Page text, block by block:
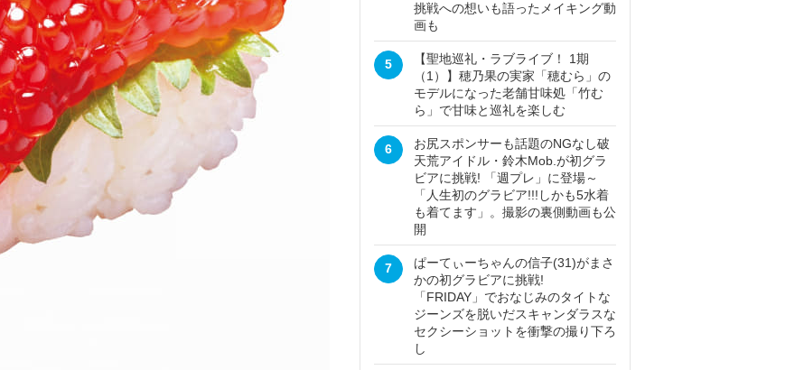
挑戦への想いも語ったメイキング動
画も
5
【聖地巡礼・ラブライブ！ 1期
（1）】穂乃果の実家「穂むら」の
モデルになった老舗甘味処「竹む
ら」で甘味と巡礼を楽しむ
6
お尻スポンサーも話題のNGなし破
天荒アイドル・鈴木Mob.が初グラ
ビアに挑戦! 「週プレ」に登場～
「人生初のグラビア!!!しかも5水着
も着てます」。撮影の裏側動画も公
開
7
ぱーてぃーちゃんの信子(31)がまさ
かの初グラビアに挑戦!
「FRIDAY」でおなじみのタイトな
ジーンズを脱いだスキャンダラスな
セクシーショットを衝撃の撮り下ろ
し